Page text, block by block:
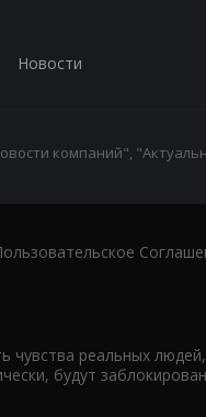
Новости
компаний",
реальных
будут